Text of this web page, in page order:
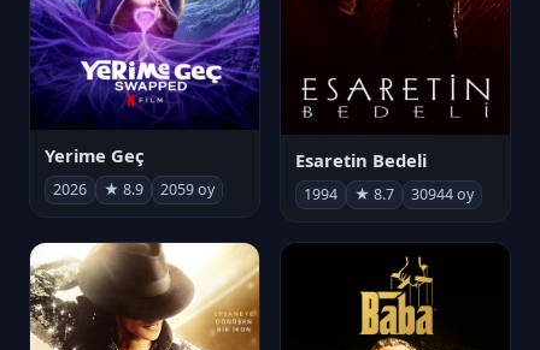
Yerime Geç
2026 ★ 8.9 2059 oy
Esaretin Bedeli
1994 ★ 8.7 30944 oy